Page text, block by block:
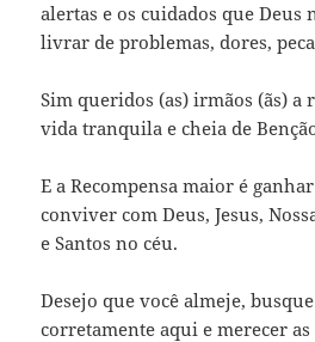
alertas e os cuidados que Deus
livrar de problemas, dores,
Sim queridos (as) irmãos (ãs) a
vida tranquila e cheia de
E a Recompensa maior é
conviver com Deus, Jesus,
e Santos no céu.
Desejo que você almeje,
corretamente aqui e merecer